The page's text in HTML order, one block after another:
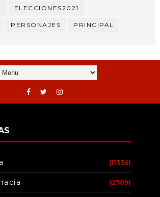
ELECCIONES2021
PERSONAJES PRINCIPAL
(11336)
(2709)